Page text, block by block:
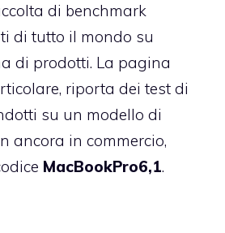
di benchmark
di tutto il mondo su
di prodotti. La pagina
riporta dei test di
su un modello di
ancora in commercio,
MacBookPro6,1.